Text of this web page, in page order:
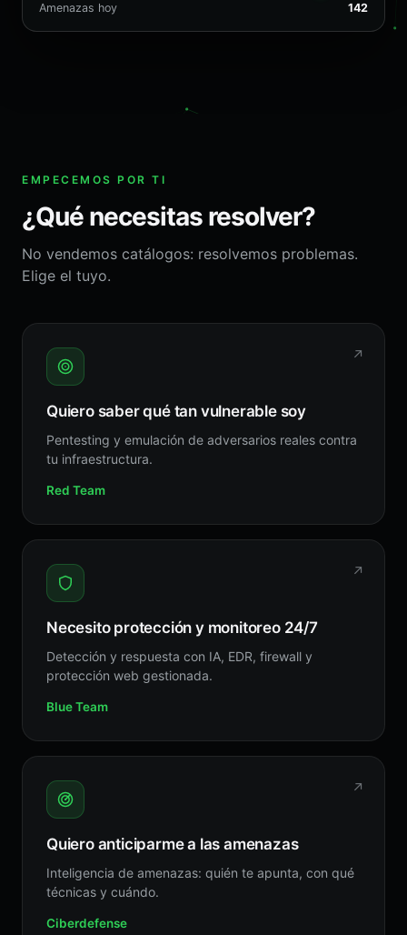
Amenazas hoy 142
EMPECEMOS POR TI
¿Qué necesitas resolver?
No vendemos catálogos: resolvemos problemas.
Elige el tuyo.
↗
Quiero saber qué tan vulnerable soy
Pentesting y emulación de adversarios reales contra
tu infraestructura.
Red Team
↗
Necesito protección y monitoreo 24/7
Detección y respuesta con IA, EDR, firewall y
protección web gestionada.
Blue Team
↗
Quiero anticiparme a las amenazas
Inteligencia de amenazas: quién te apunta, con qué
técnicas y cuándo.
Ciberdefense